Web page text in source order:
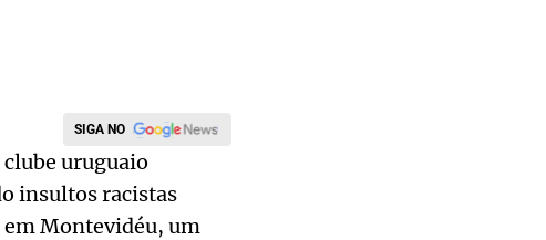
SIGA NO
uruguaio
insultos racistas
Montevidéu, um